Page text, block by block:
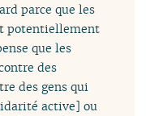
parce que les
potentiellement
que les
des
des gens qui
active] ou